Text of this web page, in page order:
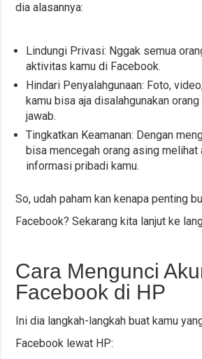
dia alasannya:
Lindungi Privasi: Nggak semua
aktivitas kamu di Facebook.
Hindari Penyalahgunaan: Foto,
kamu bisa aja disalahgunakan
jawab.
Tingkatkan Keamanan: Dengan
bisa mencegah orang asing melihat
informasi pribadi kamu.
So, udah paham kan kenapa penting
Facebook? Sekarang kita lanjut ke
Cara Mengunci
Facebook di HP
Ini dia langkah-langkah buat kamu
Facebook lewat HP: